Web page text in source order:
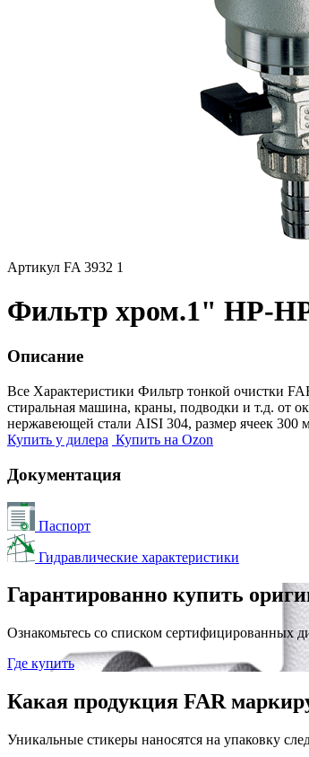
Артикул FA 3932 1
Фильтр хром.1" НР-
Описание
Все Характеристики Фильтр тонкой очистки
стиральная машина, краны, подводки и т.д. от
нержавеющей стали AISI 304, размер ячеек 300
Купить у дилера Купить на Ozon
Документация
Паспорт
Гидравлические характеристики
Гарантированно купить
Ознакомьтесь со списком сертифицированных
Где купить
Какая продукция FAR
Уникальные стикеры наносятся на упаковку